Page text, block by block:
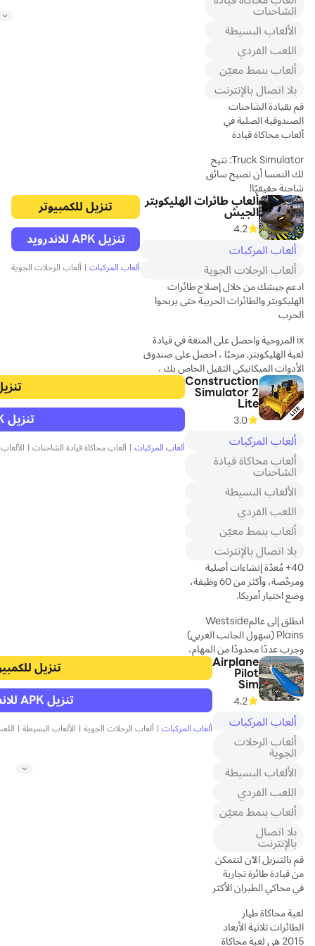
الاهتمام الشديد
بالتفاصيل وميزات
التخصيص غير المحدودة.
أرقى السيارات
اجمع أكثر من 30 سيارة
مفصلة مع تجربة قيادة
مختلفة عليها جميعًا. لن
تشعر بالملل أبدًا من رؤية
الرسومات الجذابة لكل
افتح العدد الذي تريده وابدأ
تشغيل المحرك.
قم بتخصيص كل جانب
من
الشاحنات
الألعاب البسيطة
اللعب الفردي
ألعاب بنمط معيّن
بلا اتصال بالإنترنت
قم بقيادة الشاحنات
الصندوقية الصلبة في
ألعاب محاكاة قيادة
الحقيقية 2024
Truck Simulator: تتيح
لك النمسا أن تصبح سائق
شاحنة حقيقيًا!
تتميز هذه المحاكاة
الواقعية لقيادة الشاحنات
بشاحنات أوروبية مع
تخصيصات مرئية، وتوفر
تجربة قيادة مثيرة
ستجعلك تشعر وكأنك
تقود شاحنات حقيقية.
سافر عبر المدن النمساوية
الحقيقية مثل فيينا ولينز
وجبال الألب والمناظر
الطبيعية الخلابة
وكلاغنفورت وغراتس!
العب محاكي الشاحنات
هذا، واكسب المال، واشترِ
شاحنات جديدة وترقيات،
واستكشف عالم النقل
بالشاحنات!
كن ملك الطريق من خلال
لعب Truck Simulator
Austria!
شاحنات حقيقية
يتميز
ألعاب طائرات الهليكوبتر
الجيش
4.2
ألعاب المركبات
ألعاب الرحلات الجوية
ادعم جيشك من خلال إصلاح طائرات
الهليكوبتر والطائرات الحربية حتى يربحوا
الحرب
ix المروحية واحصل على المتعة في قيادة
لعبة الهليكوبتر. مرحبًا ، احصل على صندوق
الأدوات الميكانيكي الثقيل الخاص بك ،
وشمر عن سواعدك وأصلح مروحيات
الجيش والطائرات الحربية المعيبة. أنت
ترتدي زيا أخضر وتنتمي إلى الجيش.
لذا اختر أدواتك ، ومفك البراغي ، ومفتاح
الربط وابدأ العمل على طائرة هليكوبتر تابعة
للجيش الأمريكي مثل ميكانيكي سريع. قم
بإصلاح خدوش الجسم وقم بلحام الأجزاء
المكسورة. تقديم خدمة الغسيل لطائرات
الهليكوبتر التابعة للقوات الجوية التي عادت
من طريق طويل في المعركة وهي في وضع
فاسد تمامًا. قم بتلو
تنزيل للكمبيوتر
تنزيل APK للاندرويد
ألعاب المركبات | ألعاب الرحلات الجوية
Construction
Simulator 2
Lite
3.0
ألعاب المركبات
ألعاب محاكاة قيادة
الشاحنات
الألعاب البسيطة
اللعب الفردي
ألعاب بنمط معيّن
بلا اتصال بالإنترنت
40+ مُعدّة إنشاءات أصلية
ومرخّصة، وأكثر من 60 وظيفة،
وضع اختيار أمريكا.
انطلق إلى عالمWestside
Plains (سهول الجانب الغربي)
وجرب عددًا محدودًا من المهام،
كلها مجانًا مع Construction
Simulator 2. هل تريد تجربة
المزيد؟ قم إذًا بإلغاء قفل
داخل اللعبة!
------------------------
يمكنك في لعبة
Construction Simulator 2
Lite، تأسيس شركة الإنشاءات
الخاصة بك وقيادة 40+ مركبة
إنشاءات مرخّصة من ماركات
وPalfinger وBell وSTILL
وMack Trucksو Meiller
KipperوATLAS
في هذا الإصدار المكمّل للعبة
Construction
تنزيل APK للاندرويد
ألعاب المركبات | ألعاب محاكاة قيادة الشاحنات |
Airplane
Pilot
Sim
4.2
ألعاب المركبات
ألعاب الرحلات
الجوية
الألعاب البسيطة
اللعب الفردي
ألعاب بنمط معيّن
بلا اتصال
بالإنترنت
قم بالتنزيل الآن لتتمكن
من قيادة طائرة تجارية
في محاكي الطيران الأكثر
لعبة محاكاة طيار
الطائرات ثلاثية الأبعاد
2015 هي لعبة محاكاة
تنزيل
تنزيل APK للاندرويد
ألعاب المركبات | ألعاب الرحلات الجوية | الألعاب البسيطة |